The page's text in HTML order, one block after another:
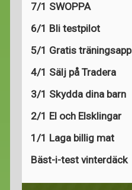
7/1 SWOPPA
6/1 Bli testpilot
5/1 Gratis träningsapp
4/1 Sälj på Tradera
3/1 Skydda dina barn
2/1 El och Elsklingar
1/1 Laga billig mat
Bäst-i-test vinterdäck